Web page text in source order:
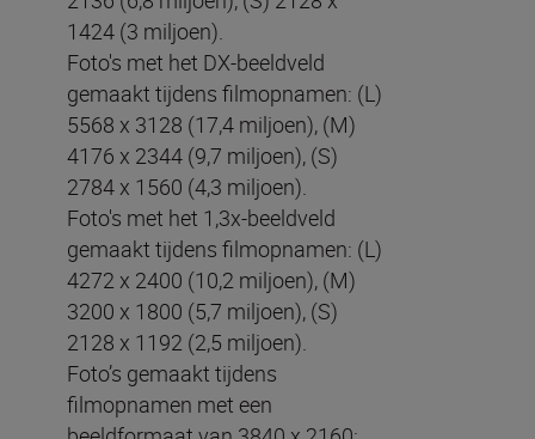
1424 (3 miljoen).
Foto's met het DX-beeldveld
gemaakt tijdens filmopnamen: (L)
5568 x 3128 (17,4 miljoen), (M)
4176 x 2344 (9,7 miljoen), (S)
2784 x 1560 (4,3 miljoen).
Foto's met het 1,3x-beeldveld
gemaakt tijdens filmopnamen: (L)
4272 x 2400 (10,2 miljoen), (M)
3200 x 1800 (5,7 miljoen), (S)
2128 x 1192 (2,5 miljoen).
Foto’s gemaakt tijdens
filmopnamen met een